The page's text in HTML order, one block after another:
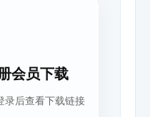
会员下载
录后查看下载链接